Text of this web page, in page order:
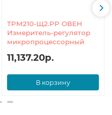
ТРМ210-Щ2.РР ОВЕН
Измеритель-регулятор
микропроцессорный
11,137.20р.
В корзину